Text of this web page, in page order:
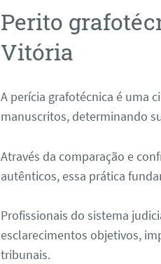
Perito
Vitória
A perícia grafotécnica é uma
manuscritos, determinando
Através da comparação e
autênticos, essa prática
Profissionais do sistema
esclarecimentos objetivos,
tribunais.